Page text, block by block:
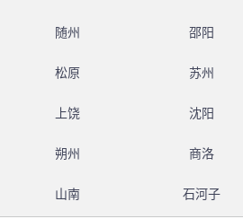
随州 邵阳
松原 苏州
上饶 沈阳
朔州 商洛
山南 石河子